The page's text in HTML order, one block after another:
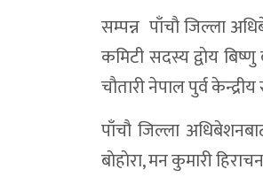
सम्पन्न पाँचाै जिल्ला
कमिटी सदस्य द्वाेय बिष्णु
चाैतारी नेपाल पुर्व
पाँचौ जिल्ला
बाेहाेरा, मन कुमारी